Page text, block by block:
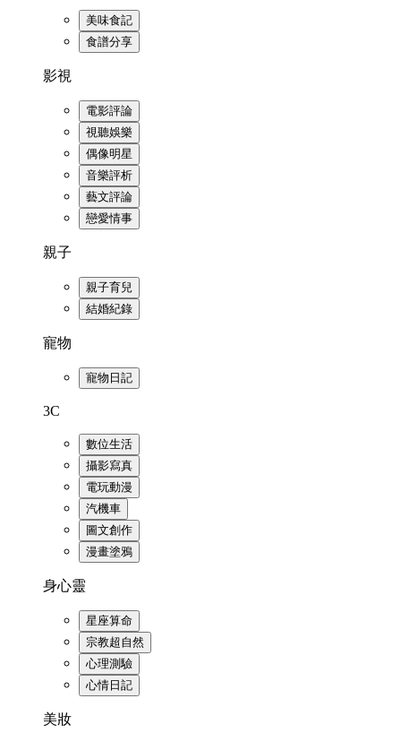
美味食記
食譜分享
影視
電影評論
視聽娛樂
偶像明星
音樂評析
藝文評論
戀愛情事
親子
親子育兒
結婚紀錄
寵物
寵物日記
3C
數位生活
攝影寫真
電玩動漫
汽機車
圖文創作
漫畫塗鴉
身心靈
星座算命
宗教超自然
心理測驗
心情日記
美妝